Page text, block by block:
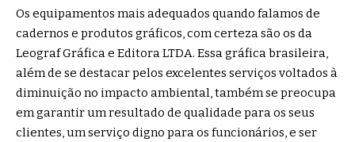
Os equipamentos mais adequados quando falamos de
cadernos e produtos gráficos, com certeza são os da
Leograf Gráfica e Editora LTDA. Essa gráfica brasileira,
além de se destacar pelos excelentes serviços voltados à
diminuição no impacto ambiental, também se preocupa
em garantir um resultado de qualidade para os seus
clientes, um serviço digno para os funcionários, e ser